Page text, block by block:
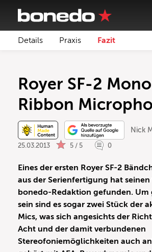
Details Praxis Fazit
Royer SF-2 Mono
Ribbon
Nick
25.03.2013 5 / 5 0
Eines der ersten Royer SF-2
aus der Serienfertigung hat seinen
bonedo-Redaktion gefunden. Um
sein sind es sogar zwei Stück der
Mics, was sich angesichts der
Acht und der damit verbundenen
Stereofoniemöglichkeiten auch